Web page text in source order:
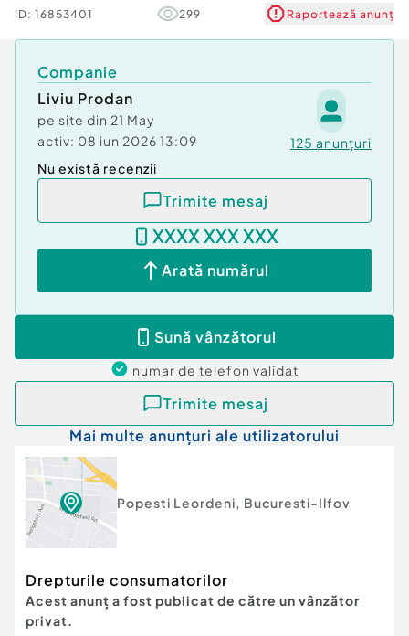
Stare Bună
ID: 16853401 299 Raportează anunț
Companie
Liviu Prodan
pe site din 21 May
activ: 08 iun 2026 13:09 125 anunțuri
Nu există recenzii
Trimite mesaj
XXXX XXX XXX
Arată numărul
Sună vânzătorul
numar de telefon validat
Trimite mesaj
Mai multe anunțuri ale utilizatorului
Popesti Leordeni, Bucuresti-Ilfov
Drepturile consumatorilor
Acest anunț a fost publicat de către un vânzător
privat.